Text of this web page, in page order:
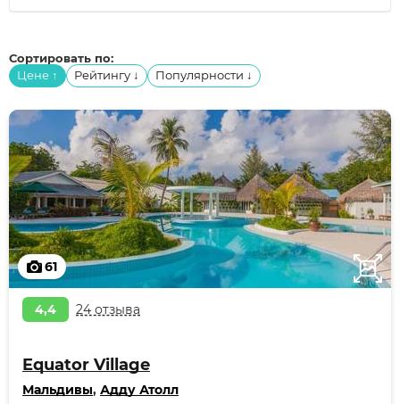
Сортировать по:
Цене ↑ Рейтингу ↓ Популярности ↓
61
4,4 24 отзыва
Equator Village
Мальдивы, Адду Атолл